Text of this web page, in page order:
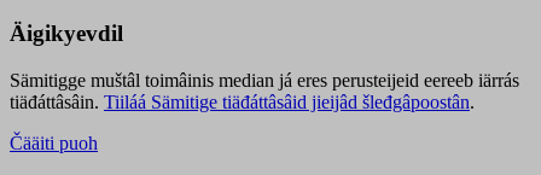
Äigikyevdil
Sämitigge muštâl toimâinis median já eres perusteijeid eereeb iärrás
tiäđáttâsâin. Tiiláá Sämitige tiäđáttâsâid jieijâd šleđgâpoostân.
Čääiti puoh